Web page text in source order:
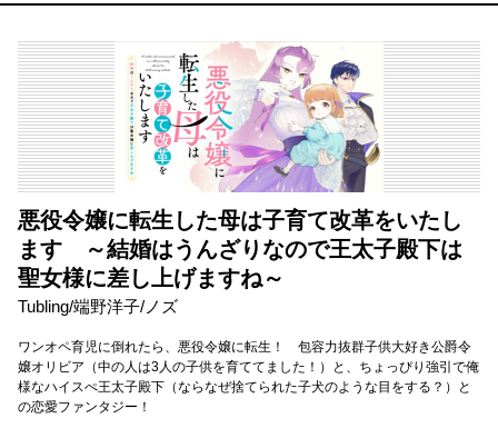
悪役令嬢に転生した母は子育て改革をいたし
ます ～結婚はうんざりなので王太子殿下は
聖女様に差し上げますね～
Tubling/端野洋子/ ノズ
ワンオペ育児に倒れたら、悪役令嬢に転生！ 包容力抜群子供大好き公爵令
嬢オリビア（中の人は3人の子供を育ててました！）と、ちょっぴり強引で俺
様なハイスぺ王太子殿下（ならなぜ捨てられた子犬のような目をする？）と
の恋愛ファンタジー！